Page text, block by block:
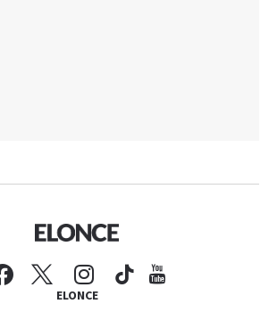
ELONCE